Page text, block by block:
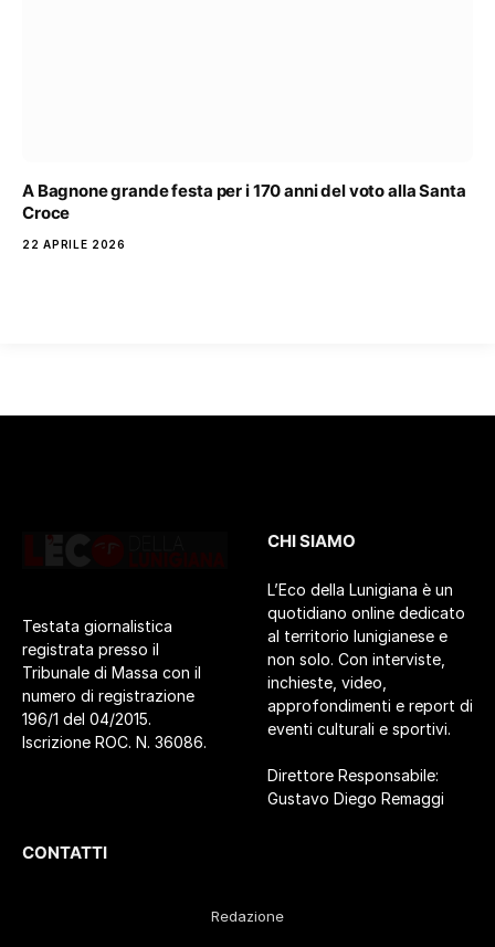
A Bagnone grande festa per i 170 anni del voto alla Santa
Croce
22 APRILE 2026
Testata giornalistica
registrata presso il
Tribunale di Massa con il
numero di registrazione
196/1 del 04/2015.
Iscrizione ROC. N. 36086.
CHI SIAMO
L’Eco della Lunigiana è un
quotidiano online dedicato
al territorio lunigianese e
non solo. Con interviste,
inchieste, video,
approfondimenti e report di
eventi culturali e sportivi.
Direttore Responsabile:
Gustavo Diego Remaggi
CONTATTI
Redazione